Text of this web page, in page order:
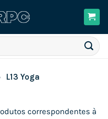
L13 Yoga
correspondentes à